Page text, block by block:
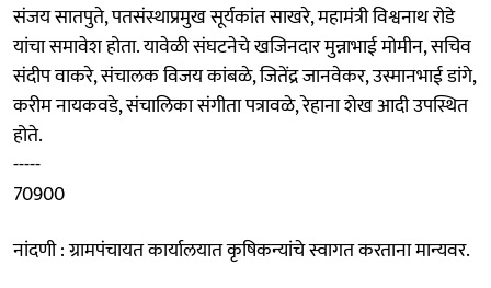
संजय सातपुते, पतसंस्थाप्रमुख सूर्यकांत साखरे, महामंत्री विश्वनाथ रोडे
यांचा समावेश होता. यावेळी संघटनेचे खजिनदार मुन्नाभाई मोमीन, सचिव
संदीप वाकरे, संचालक विजय कांबळे, जितेंद्र जानवेकर, उस्मानभाई डांगे,
करीम नायकवडे, संचालिका संगीता पत्रावळे, रेहाना शेख आदी उपस्थित
होते.
-----
70900
नांदणी : ग्रामपंचायत कार्यालयात कृषिकन्यांचे स्वागत करताना मान्यवर.